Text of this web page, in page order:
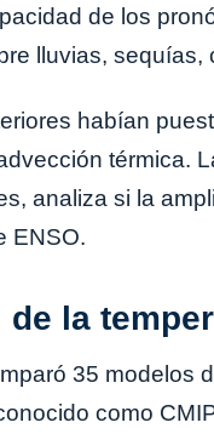
de los
lluvias, sequías,
habían
térmica.
analiza si la
ENSO.
de la
35 modelos
como